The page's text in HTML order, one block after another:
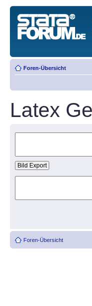
Foren-Übersicht
Latex
Foren-Übersicht